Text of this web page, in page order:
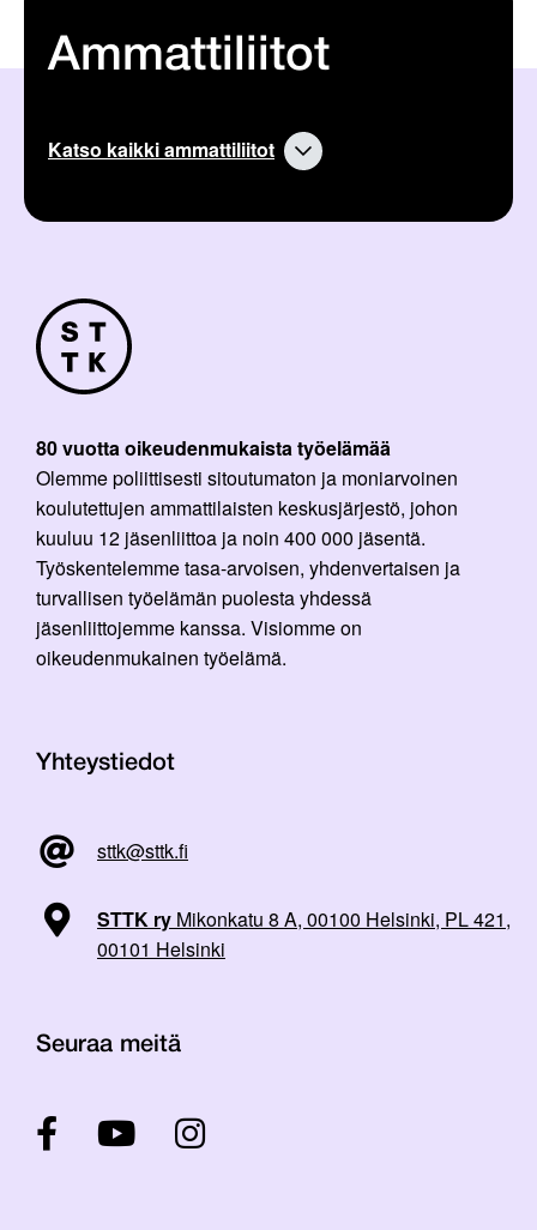
Ammattiliitot
Katso kaikki ammattiliitot
80 vuotta oikeudenmukaista työelämää
Olemme poliittisesti sitoutumaton ja moniarvoinen
koulutettujen ammattilaisten keskusjärjestö, johon
kuuluu 12 jäsenliittoa ja noin 400 000 jäsentä.
Työskentelemme tasa-arvoisen, yhdenvertaisen ja
turvallisen työelämän puolesta yhdessä
jäsenliittojemme kanssa. Visiomme on
oikeudenmukainen työelämä.
Yhteystiedot
sttk@sttk.fi
STTK ry Mikonkatu 8 A, 00100 Helsinki, PL 421,
00101 Helsinki
Seuraa meitä